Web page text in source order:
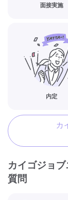
面接実施
内定
カ
カイゴジョ
質問